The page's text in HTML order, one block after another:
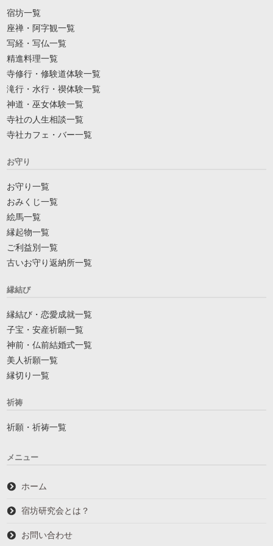
宿坊一覧
座禅・阿字観一覧
写経・写仏一覧
精進料理一覧
寺修行・修験道体験一覧
滝行・水行・禊体験一覧
神道・巫女体験一覧
寺社の人生相談一覧
寺社カフェ・バー一覧
お守り
お守り一覧
おみくじ一覧
絵馬一覧
縁起物一覧
ご利益別一覧
古いお守り返納所一覧
縁結び
縁結び・恋愛成就一覧
子宝・安産祈願一覧
神前・仏前結婚式一覧
美人祈願一覧
縁切り一覧
祈祷
祈願・祈祷一覧
メニュー
ホーム
宿坊研究会とは？
お問い合わせ